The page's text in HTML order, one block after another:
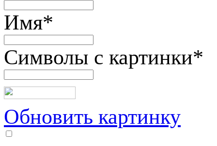
Имя*
Символы с картинки*
Обновить картинку